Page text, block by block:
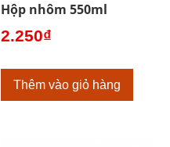
Hộp nhôm 550ml
2.250₫
Thêm vào giỏ hàng